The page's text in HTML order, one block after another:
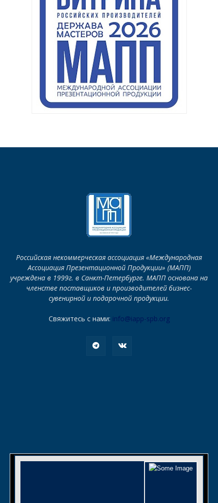
Российская некоммерческая ассоциация «Международная
Ассоциация Презентационной Продукции» (МАПП)
учреждена в 1999г. в Санкт-Петербурге. МАПП основана на
членстве поставщиков и производителей бизнес-
сувенирной и подарочной продукции.
Свяжитесь с нами: info@iapp-spb.org